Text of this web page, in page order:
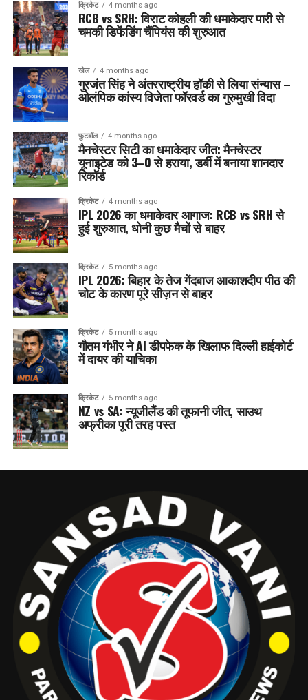
क्रिकेट 4 months ago
RCB vs SRH: विराट कोहली की धमाकेदार पारी से
चमकी डिफेंडिंग चैंपियंस की शुरुआत
खेल 4 months ago
गुरजंत सिंह ने अंतरराष्ट्रीय हॉकी से लिया संन्यास –
ओलंपिक कांस्य विजेता फॉरवर्ड का गुरुमुखी विदा
फुटबॉल 4 months ago
मैनचेस्टर सिटी का धमाकेदार जीत: मैनचेस्टर
यूनाइटेड को 3–0 से हराया, डर्बी में बनाया शानदार
रिकॉर्ड
क्रिकेट 4 months ago
IPL 2026 का धमाकेदार आगाज: RCB vs SRH से
हुई शुरुआत, धोनी कुछ मैचों से बाहर
क्रिकेट 5 months ago
IPL 2026: बिहार के तेज गेंदबाज आकाशदीप पीठ की
चोट के कारण पूरे सीज़न से बाहर
क्रिकेट 5 months ago
गौतम गंभीर ने AI डीपफेक के खिलाफ दिल्ली हाईकोर्ट
में दायर की याचिका
क्रिकेट 5 months ago
NZ vs SA: न्यूजीलैंड की तूफानी जीत, साउथ
अफ्रीका पूरी तरह पस्त